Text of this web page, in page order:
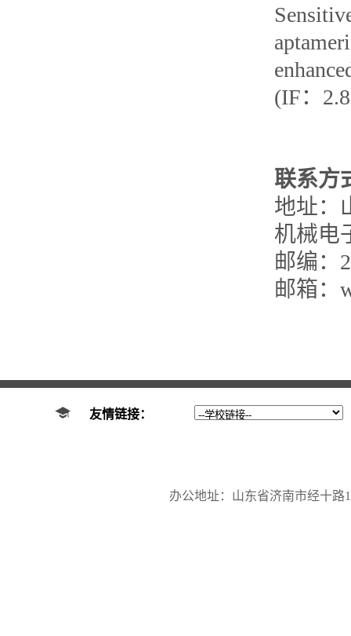
(IF：
联系方
地址：
机械电
邮编：
邮箱：
友情链接：
办公地址：山东省济南市经十路